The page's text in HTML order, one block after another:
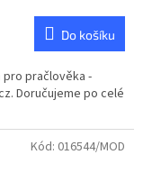
Do košíku
pro pračlověka -
Doručujeme po celé
Kód: 016544/MOD